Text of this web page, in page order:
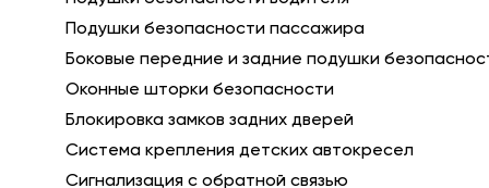
Подушки безопасности пассажира
Боковые передние и задние подушки
Оконные шторки безопасности
Блокировка замков задних дверей
Система крепления детских автокресел
Сигнализация с обратной связью